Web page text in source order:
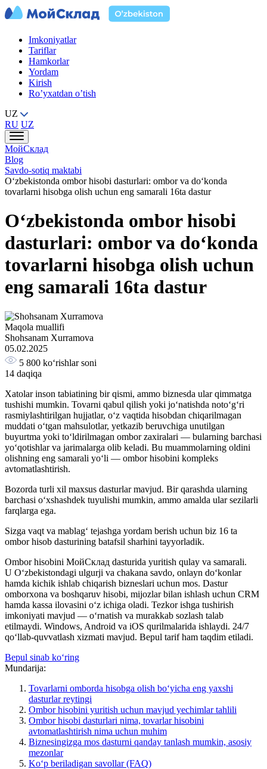
Imkoniyatlar
Tariflar
Hamkorlar
Yordam
Kirish
Ro’yxatdan o’tish
UZ
RU UZ
МойСклад
Blog
Savdo-sotiq maktabi
O‘zbekistonda ombor hisobi dasturlari: ombor va do‘konda
tovarlarni hisobga olish uchun eng samarali 16ta dastur
O‘zbekistonda ombor hisobi
dasturlari: ombor va do‘konda
tovarlarni hisobga olish uchun
eng samarali 16ta dastur
Maqola muallifi
Shohsanam Xurramova
05.02.2025
5 800 ko‘rishlar soni
14 daqiqa
Xatolar inson tabiatining bir qismi, ammo biznesda ular qimmatga
tushishi mumkin. Tovarni qabul qilish yoki jo‘natishda noto‘g‘ri
rasmiylashtirilgan hujjatlar, o‘z vaqtida hisobdan chiqarilmagan
muddati o‘tgan mahsulotlar, yetkazib beruvchiga unutilgan
buyurtma yoki to‘ldirilmagan ombor zaxiralari — bularning barchasi
yo‘qotishlar va jarimalarga olib keladi. Bu muammolarning oldini
olishning eng samarali yo‘li — ombor hisobini kompleks
avtomatlashtirish.
Bozorda turli xil maxsus dasturlar mavjud. Bir qarashda ularning
barchasi o‘xshashdek tuyulishi mumkin, ammo amalda ular sezilarli
farqlarga ega.
Sizga vaqt va mablag‘ tejashga yordam berish uchun biz 16 ta
ombor hisob dasturining batafsil sharhini tayyorladik.
Ombor hisobini МойСклад dasturida yuritish qulay va samarali.
U O‘zbekistondagi ulgurji va chakana savdo, onlayn do‘konlar
hamda kichik ishlab chiqarish bizneslari uchun mos. Dastur
omborxona va boshqaruv hisobi, mijozlar bilan ishlash uchun CRM
hamda kassa ilovasini o‘z ichiga oladi. Tezkor ishga tushirish
imkoniyati mavjud — o‘rnatish va murakkab sozlash talab
etilmaydi. Windows, Android va iOS qurilmalarida ishlaydi. 24/7
qo‘llab-quvvatlash xizmati mavjud. Bepul tarif ham taqdim etiladi.
Bepul sinab ko‘ring
Mundarija:
Tovarlarni omborda hisobga olish bo‘yicha eng yaxshi
dasturlar reytingi
Ombor hisobini yuritish uchun mavjud yechimlar tahlili
Ombor hisobi dasturlari nima, tovarlar hisobini
avtomatlashtirish nima uchun muhim
Biznesingizga mos dasturni qanday tanlash mumkin, asosiy
mezonlar
Ko‘p beriladigan savollar (FAQ)